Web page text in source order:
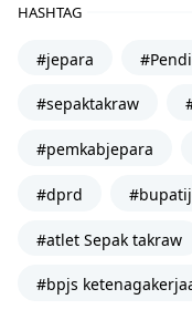
HASHTAG
#jepara
#sepaktakraw
#pemkabjepara
#dprd
#atlet Sepak takraw
#bpjs